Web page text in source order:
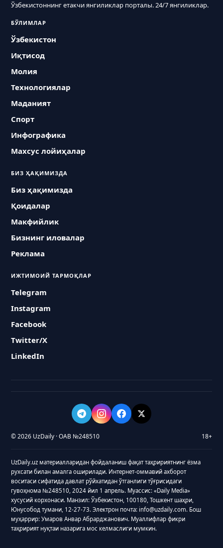
Ўзбекистоннинг етакчи янгиликлар порталы. 24/7 янгиликлар.
БЎЛИМЛАР
Ўзбекистон
Иқтисод
Молия
Технологиялар
Маданият
Спорт
Инфографика
Махсус лойиҳалар
БИЗ ҲАҚИМИЗДА
Биз ҳақимизда
Қоидалар
Макфийлик
Бизнинг иловалар
Реклама
ИЖТИМОИЙ ТАРМОҚЛАР
Telegram
Instagram
Facebook
Twitter/X
LinkedIn
© 2026 UzDaily · ОАВ №248510 18+
UzDaily.uz материалларидан фойдаланиш фақат таҳририятнинг ёзма
рухсати билан амалга оширилади. Интернет-оммавий ахборот
воситаси сифатида давлат рўйхатидан ўтганлиги тўғрисидаги
гувоҳнома №248510, 2024 йил 1 апрель. Муассис: «Daily Media»
хусусий корхонаси. Манзил: Ўзбекистон, 100180, Тошкент шаҳри,
Юнусобод тумани, 12-27-73. Электрон почта: info@uzdaily.com. Бош
муҳаррир: Умаров Анвар Абрарджанович. Муаллифлар фикри
таҳририят нуқтаи назарига мос келмаслиги мумкин.